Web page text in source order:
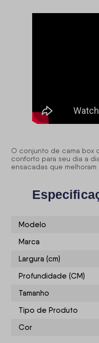
O conjunto de cama box
conforto para seu dia a
ensacadas que melhoram
Modelo
Marca
Largura (cm)
Profundidade (CM)
Tamanho
Tipo de Produto
Cor